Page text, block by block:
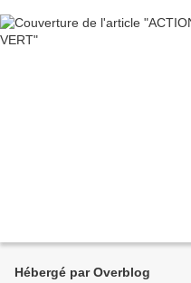
Hébergé par Overblog